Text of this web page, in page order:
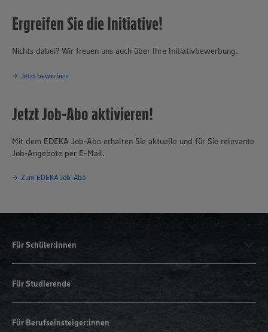
Ergreifen Sie die Initiative!
Nichts dabei? Wir freuen uns auch über Ihre Initiativbewerbung.
Jetzt bewerben
Jetzt Job-Abo aktivieren!
Mit dem EDEKA Job-Abo erhalten Sie aktuelle und für Sie relevante
Job-Angebote per E-Mail.
Zum EDEKA Job-Abo
Für Schüler:innen
Für Studierende
Für Berufseinsteiger:innen